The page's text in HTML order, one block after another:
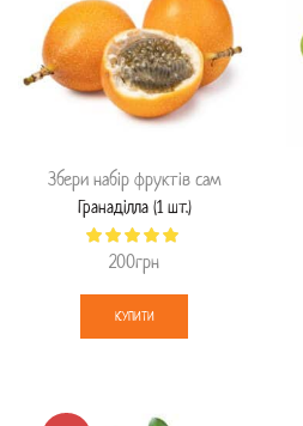
Збери набір фруктів сам
Гранаділла (1 шт.)
200грн
КУПИТИ